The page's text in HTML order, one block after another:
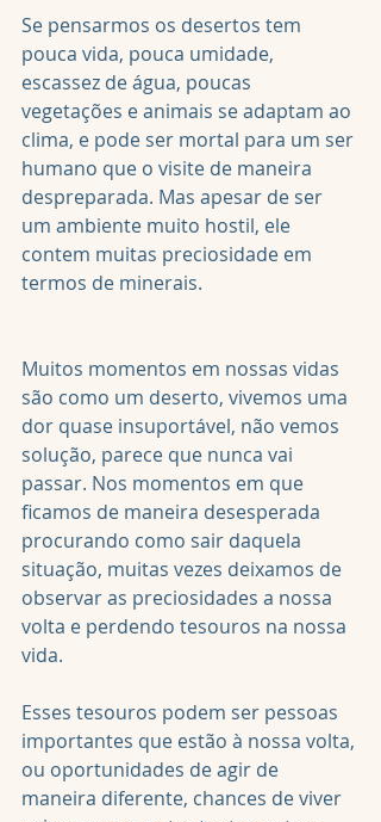
Se pensarmos os desertos tem
pouca vida, pouca umidade,
escassez de água, poucas
vegetações e animais se adaptam ao
clima, e pode ser mortal para um ser
humano que o visite de maneira
despreparada. Mas apesar de ser
um ambiente muito hostil, ele
contem muitas preciosidade em
termos de minerais.
Muitos momentos em nossas vidas
são como um deserto, vivemos uma
dor quase insuportável, não vemos
solução, parece que nunca vai
passar. Nos momentos em que
ficamos de maneira desesperada
procurando como sair daquela
situação, muitas vezes deixamos de
observar as preciosidades a nossa
volta e perdendo tesouros na nossa
vida.
Esses tesouros podem ser pessoas
importantes que estão à nossa volta,
ou oportunidades de agir de
maneira diferente, chances de viver